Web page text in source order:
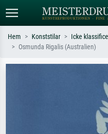
Hem Konststilar Icke
Osmunda Rigalis (Australien)